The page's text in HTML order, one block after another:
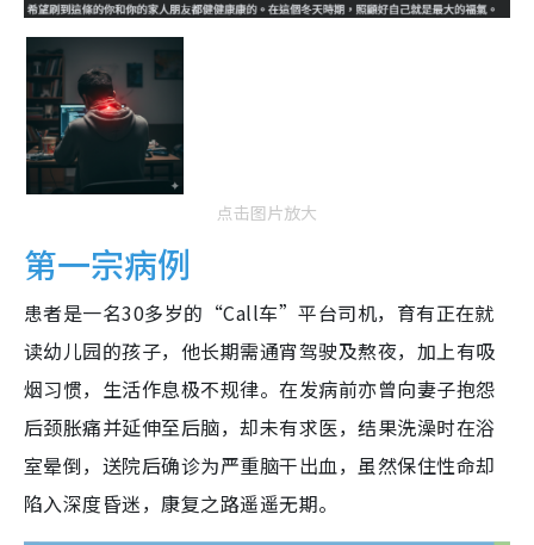
点击图片放大
第一宗病例
患者是一名30多岁的“Call车”平台司机，育有正在就
读幼儿园的孩子，他长期需通宵驾驶及熬夜，加上有吸
烟习惯，生活作息极不规律。在发病前亦曾向妻子抱怨
后颈胀痛并延伸至后脑，却未有求医，结果洗澡时在浴
室晕倒，送院后确诊为严重脑干出血，虽然保住性命却
陷入深度昏迷，康复之路遥遥无期。